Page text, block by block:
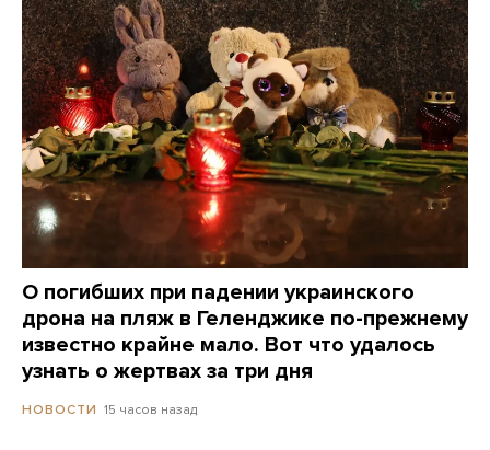
О погибших при падении украинского
дрона на пляж в Геленджике по-прежнему
известно крайне мало. Вот что удалось
узнать о жертвах за три дня
НОВОСТИ 15 часов назад